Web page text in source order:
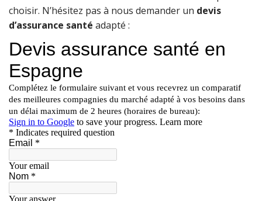
choisir. N’hésitez pas à nous demander un devis
d’assurance santé adapté :